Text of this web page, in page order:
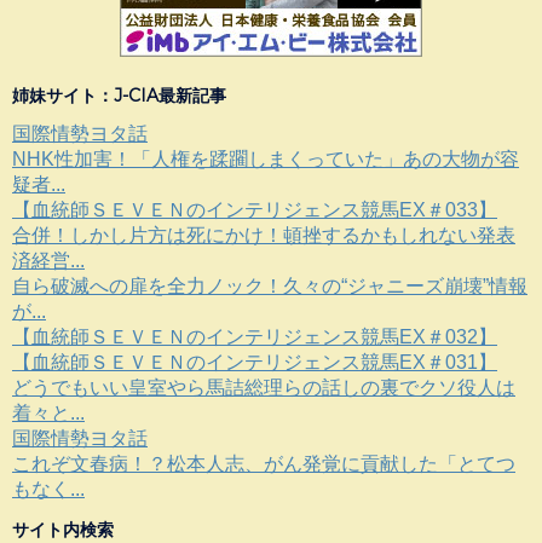
姉妹サイト：J-CIA最新記事
国際情勢ヨタ話
NHK性加害！「人権を蹂躙しまくっていた」あの大物が容
疑者...
【血統師ＳＥＶＥＮのインテリジェンス競馬EX＃033】
合併！しかし片方は死にかけ！頓挫するかもしれない発表
済経営...
自ら破滅への扉を全力ノック！久々の“ジャニーズ崩壊”情報
が...
【血統師ＳＥＶＥＮのインテリジェンス競馬EX＃032】
【血統師ＳＥＶＥＮのインテリジェンス競馬EX＃031】
どうでもいい皇室やら馬詰総理らの話しの裏でクソ役人は
着々と...
国際情勢ヨタ話
これぞ文春病！？松本人志、がん発覚に貢献した「とてつ
もなく...
サイト内検索